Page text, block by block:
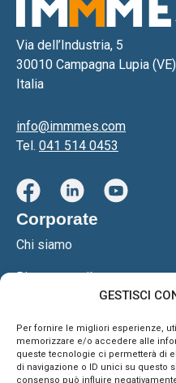
GESTISCI
Per fornire le migliori esperienze,
memorizzare e/o accedere alle
queste tecnologie ci permetterà di
di navigazione o ID unici su questo
consenso può influire
Via dell’Industria, 5
30010 Campagna Lupia (VE)
Italia
info@immmes.com
Tel. 041 514 0453
Corporate
Chi siamo
Ricerca e sviluppo
Network
Blog & News